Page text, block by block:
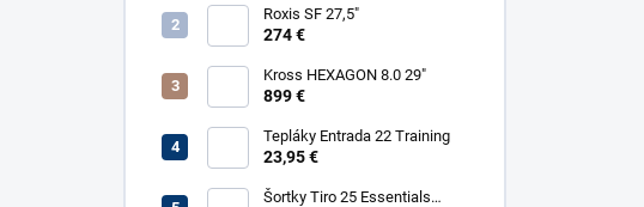
Roxis SF 27,5"
274 €
Kross HEXAGON 8.0 29"
899 €
Tepláky Entrada 22 Training
23,95 €
Šortky Tiro 25 Essentials